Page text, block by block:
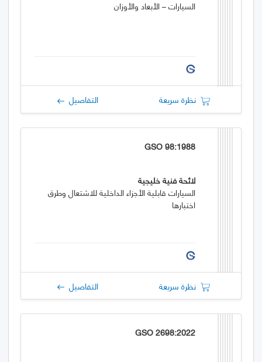
السيارات – الأبعاد والأوزان
نظرة سريعة التفاصيل
GSO 98:1988
لائحة فنية خليجية
السيارات قابلية الأجزاء الداخلية للاشتعال وطرق
اختبارها
نظرة سريعة التفاصيل
GSO 2698:2022